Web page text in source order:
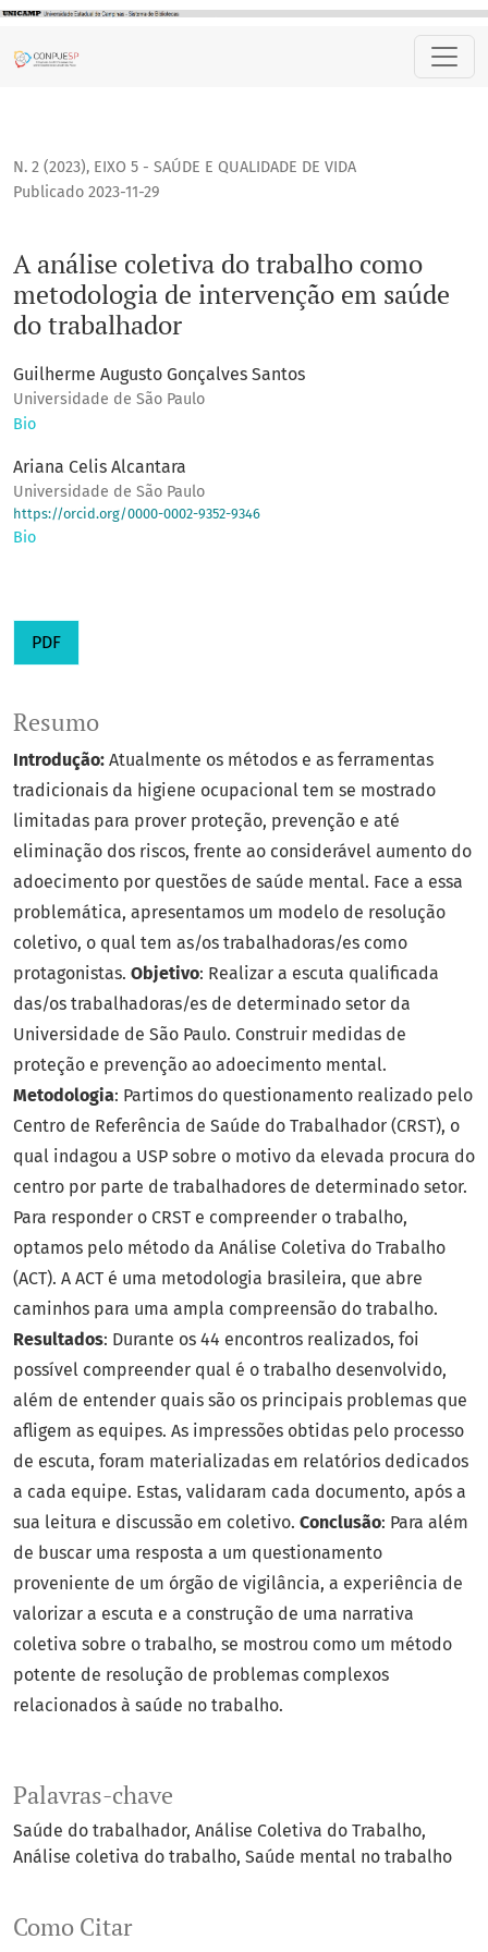
A análise coletiva do trabalho como metodologia de
N. 2 (2023), EIXO 5 - SAÚDE E QUALIDADE DE VIDA
A análise coletiva do trabalho como
metodologia de intervenção em saúde
do trabalhador
Publicado 2023-11-29
Guilherme Augusto Gonçalves Santos
Universidade de São Paulo
Bio
Ariana Celis Alcantara
Universidade de São Paulo
https://orcid.org/0000-0002-9352-9346
Bio
PDF
Palavras-chave
Saúde do trabalhador Análise Coletiva do Trabalho
Análise coletiva do trabalho Saúde mental no trabalho
Como Citar
Resumo
Introdução: Atualmente os métodos e as ferramentas
tradicionais da higiene ocupacional tem se mostrado
limitadas para prover proteção, prevenção e até
eliminação dos riscos, frente ao considerável aumento do
adoecimento por questões de saúde mental. Face a essa
problemática, apresentamos um modelo de resolução
coletivo, o qual tem as/os trabalhadoras/es como
protagonistas. Objetivo: Realizar a escuta qualificada
das/os trabalhadoras/es de determinado setor da
Universidade de São Paulo. Construir medidas de
proteção e prevenção ao adoecimento mental.
Metodologia: Partimos do questionamento realizado pelo
Centro de Referência de Saúde do Trabalhador (CRST), o
qual indagou a USP sobre o motivo da elevada procura do
centro por parte de trabalhadores de determinado setor.
Para responder o CRST e compreender o trabalho,
optamos pelo método da Análise Coletiva do Trabalho
(ACT). A ACT é uma metodologia brasileira, que abre
caminhos para uma ampla compreensão do trabalho.
Resultados: Durante os 44 encontros realizados, foi
possível compreender qual é o trabalho desenvolvido,
além de entender quais são os principais problemas que
afligem as equipes. As impressões obtidas pelo processo
de escuta, foram materializadas em relatórios dedicados
a cada equipe. Estas, validaram cada documento, após a
sua leitura e discussão em coletivo. Conclusão: Para além
de buscar uma resposta a um questionamento
proveniente de um órgão de vigilância, a experiência de
valorizar a escuta e a construção de uma narrativa
coletiva sobre o trabalho, se mostrou como um método
potente de resolução de problemas complexos
relacionados à saúde no trabalho.